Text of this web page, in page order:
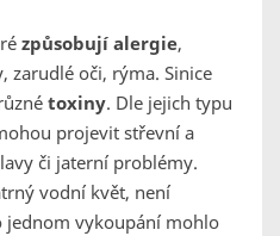
způsobují alergie,
zarudlé oči, rýma. Sinice
toxiny. Dle jejich typu
projevit střevní a
či jaterní problémy.
vodní květ, není
jednom vykoupání mohlo